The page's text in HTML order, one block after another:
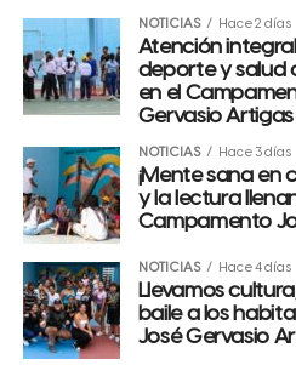
NOTICIAS Hace 2 días
Atención
deporte y salud
en el
Gervasio Artigas
NOTICIAS Hace 3 días
¡Mente sana en
y la lectura
Campamento
NOTICIAS Hace 4 días
Llevamos
baile a los
José Gervasio